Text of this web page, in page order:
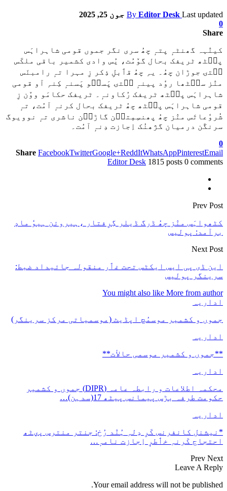
By Editor Desk Last updated
جون 25, 2025
0
Share
کینٛہہ گھنٹہٕ پتہٕ چھُ سری نگر جموں قومی شاہراہَس
پٮ۪ٹھ ٹریفک بحال گوٚمُت، یُس وادی کشمیر باقی ملکَس
سۭتۍ جوڑان چھُ۔ یہِ چھُ قٲبلِ ذِکر زِ مہرا تہٕ رامبنَس
منٛز سٮ۪ٹھا روٗد پینہٕ سۭتۍ پَسٮ۪و پَسنہٕ کِنہِ آو قومی
شاہراہَس پٮ۪ٹھ ٹریفک رُکاونہٕ۔ ٹریفک حکامَو ووٚن زِ
قومی شاہراہَس پٮ۪ٹھ چھُ ٹریفک بحال کرنہٕ آمُت، تہٕ
شُروٗعاتَس منٛز چھُ پھنسِمٕتٮ۪ن گاڑٮ۪ن ناشری تہٕ نوویوگ
سرنگَن درمیان گژھنُک اِجازت دِنہٕ آمُت۔
0
Share FacebookTwitterGoogle+ReddItWhatsAppPinterestEmail
Editor Desk 1815 posts 0 comments
Prev Post
کٹھواہَس منٛز چھُ ڈرگ ڈیلر گِرِفتار ،ہیروئن ہیوٗ مادٕ
برآمد: پولیس
Next Post
این ڈی پی ایس ایکٹس تحت غٲر منقولہ جائیداد ضبط:
سرینگر پولیس
You might also like More from author
اداریہ
جموں و کشمیر موسمُچ اپڈیٹ (موسمیاتی مرکز سرینگر)
اداریہ
**جموں و كشمیر موسمی حالأت**
اداریہ
محکمہ اطلاعات و رابطہ عامہ (DIPR) جموں و کشمیر
حکومت طرفہ بڑس پیمانس پیٹھ 17(سدہن)…
اداریہ
*نیشنل کانفرنس کَرِ دِلہِ ہُنٛد رُخ: جنتر منترس پؠٹھ
احتجاج کَرنہِ خٲطرٕ اِجازت نامہٕ…
Prev Next
Leave A Reply
Your email address will not be published.